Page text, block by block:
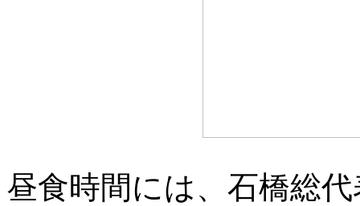
昼食時間には、石橋総